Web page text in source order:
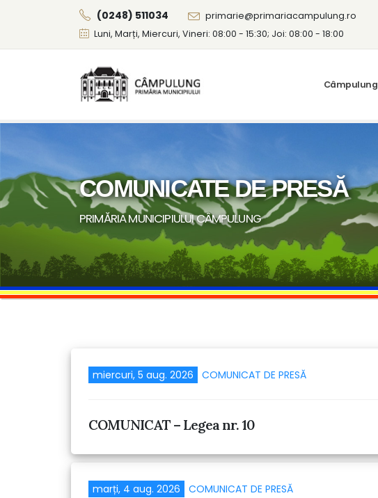
(0248) 511034
primarie@primariacampulung.ro
Luni, Marți, Miercuri, Vineri: 08:00 - 15:30; Joi: 08:00 - 18:00
Câmpulung
COMUNICATE DE PRESĂ
PRIMĂRIA MUNICIPIULUI CÂMPULUNG
miercuri, 5 aug. 2026 COMUNICAT DE PRESĂ
COMUNICAT – Legea nr. 10
marți, 4 aug. 2026 COMUNICAT DE PRESĂ